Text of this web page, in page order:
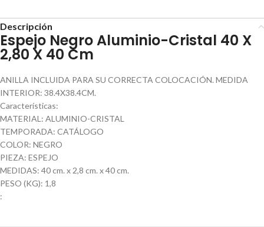
Descripción
Espejo Negro Aluminio-Cristal 40 X
2,80 X 40 Cm
ANILLA INCLUIDA PARA SU CORRECTA COLOCACIÓN. MEDIDA
INTERIOR: 38.4X38.4CM.
Características:
MATERIAL: ALUMINIO-CRISTAL
TEMPORADA: CATÁLOGO
COLOR: NEGRO
PIEZA: ESPEJO
MEDIDAS: 40 cm. x 2,8 cm. x 40 cm.
PESO (KG): 1,8
: